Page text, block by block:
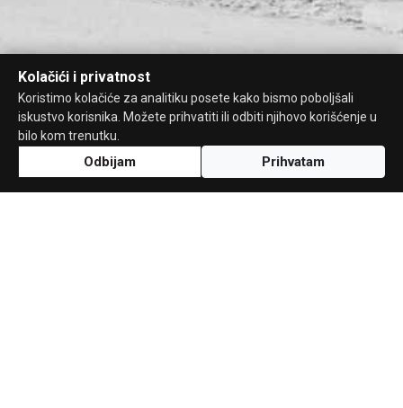
Kolačići i privatnost
Koristimo kolačiće za analitiku posete kako bismo poboljšali
iskustvo korisnika. Možete prihvatiti ili odbiti njihovo korišćenje u
bilo kom trenutku.
Odbijam Prihvatam